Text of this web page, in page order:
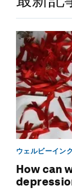
ウェルビーイン
How can